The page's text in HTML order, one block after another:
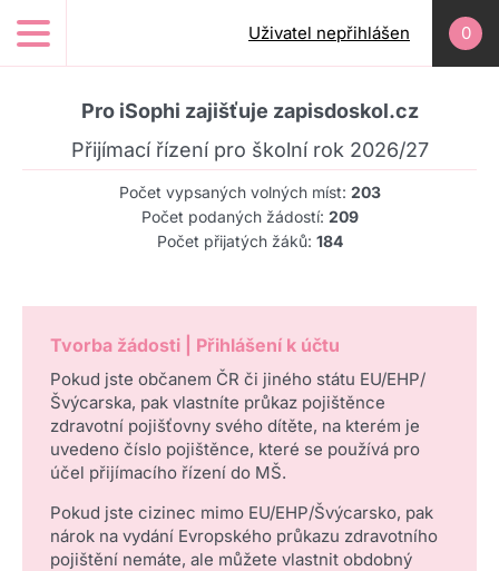
Uživatel nepřihlášen
0
Pro iSophi zajišťuje zapisdoskol.cz
Přijímací řízení pro školní rok 2026/27
Počet vypsaných volných míst: 203
Počet podaných žádostí: 209
Počet přijatých žáků: 184
Tvorba žádosti | Přihlášení k účtu
Pokud jste občanem ČR či jiného státu EU/EHP/
Švýcarska, pak vlastníte průkaz pojištěnce
zdravotní pojišťovny svého dítěte, na kterém je
uvedeno číslo pojištěnce, které se používá pro
účel přijímacího řízení do MŠ.
Pokud jste cizinec mimo EU/EHP/Švýcarsko, pak
nárok na vydání Evropského průkazu zdravotního
pojištění nemáte, ale můžete vlastnit obdobný